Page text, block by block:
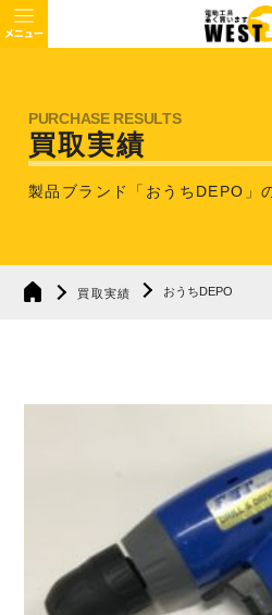
買取実績
製品ブランド「おうちDEPO」
買取実績 おうちDEPO